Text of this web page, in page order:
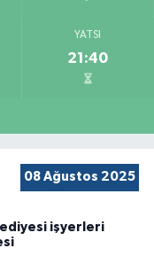
YATSI
21:40
08 Ağustos 2025
işyerleri